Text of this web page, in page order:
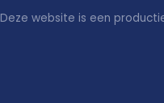
Deze website is een